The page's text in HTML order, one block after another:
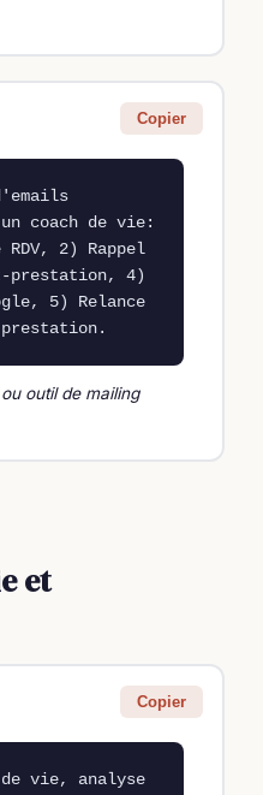
Copier
coach de vie:
2) Rappel
prestation, 4)
5) Relance
outil de mailing
et
Copier
vie, analyse